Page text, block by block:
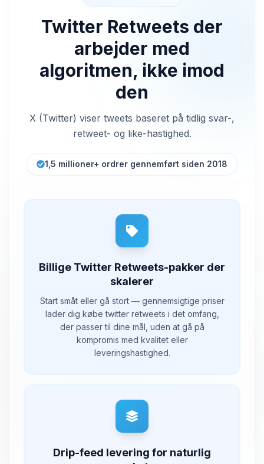
Twitter Retweets der
arbejder med
algoritmen, ikke imod
den
X (Twitter) viser tweets baseret på tidlig svar-,
retweet- og like-hastighed.
1,5 millioner+ ordrer gennemført siden 2018
Billige Twitter Retweets-pakker der
skalerer
Start småt eller gå stort — gennemsigtige priser
lader dig købe twitter retweets i det omfang,
der passer til dine mål, uden at gå på
kompromis med kvalitet eller
leveringshastighed.
Drip-feed levering for naturlig